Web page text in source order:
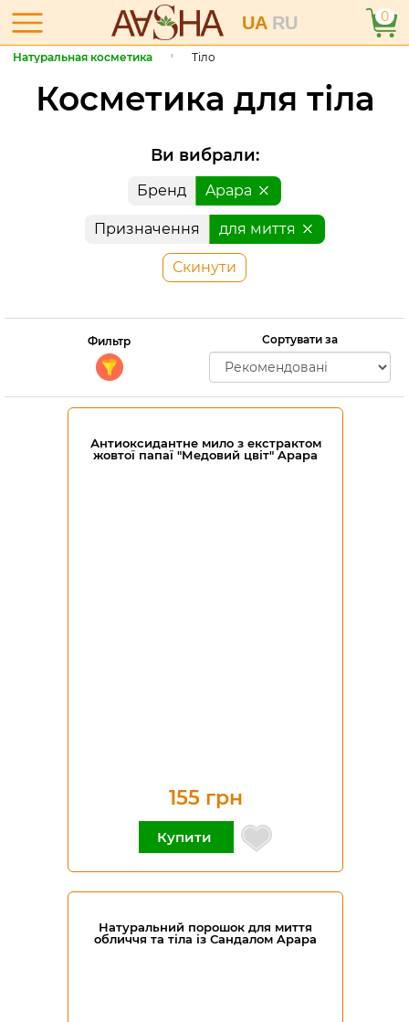
UA RU 0
Натуральная косметика Тіло
Косметика для тіла
Ви вибрали:
Бренд Apapa
Призначення для миття
Скинути
Фильтр Сортувати за
Антиоксидантне мило з екстрактом
жовтої папаї "Медовий цвіт" Apapa
155 грн
Купити
Натуральний порошок для миття
обличчя та тіла із Сандалом Apapa